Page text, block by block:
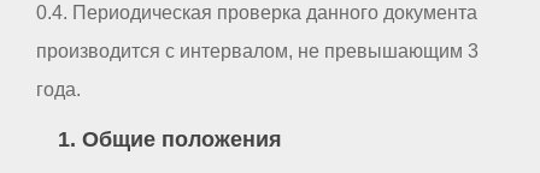
0.4. Периодическая проверка данного документа
производится с интервалом, не превышающим 3
года.
1. Общие положения